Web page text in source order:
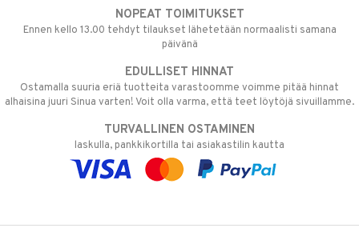
NOPEAT TOIMITUKSET
Ennen kello 13.00 tehdyt tilaukset lähetetään normaalisti samana
päivänä
EDULLISET HINNAT
Ostamalla suuria eriä tuotteita varastoomme voimme pitää hinnat
alhaisina juuri Sinua varten! Voit olla varma, että teet löytöjä sivuillamme.
TURVALLINEN OSTAMINEN
laskulla, pankkikortilla tai asiakastilin kautta